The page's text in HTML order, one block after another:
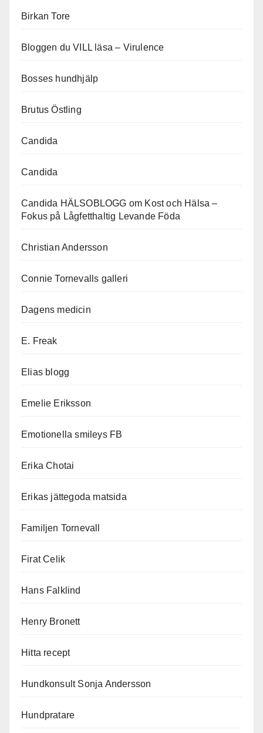
Birkan Tore
Bloggen du VILL läsa – Virulence
Bosses hundhjälp
Brutus Östling
Candida
Candida
Candida HÄLSOBLOGG om Kost och Hälsa –
Fokus på Lågfetthaltig Levande Föda
Christian Andersson
Connie Tornevalls galleri
Dagens medicin
E. Freak
Elias blogg
Emelie Eriksson
Emotionella smileys FB
Erika Chotai
Erikas jättegoda matsida
Familjen Tornevall
Firat Celik
Hans Falklind
Henry Bronett
Hitta recept
Hundkonsult Sonja Andersson
Hundpratare